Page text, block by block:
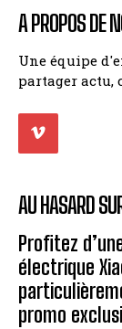
A PROPOS DE
Une équipe
partager actu,
AU HASARD
Profitez
électrique
promo